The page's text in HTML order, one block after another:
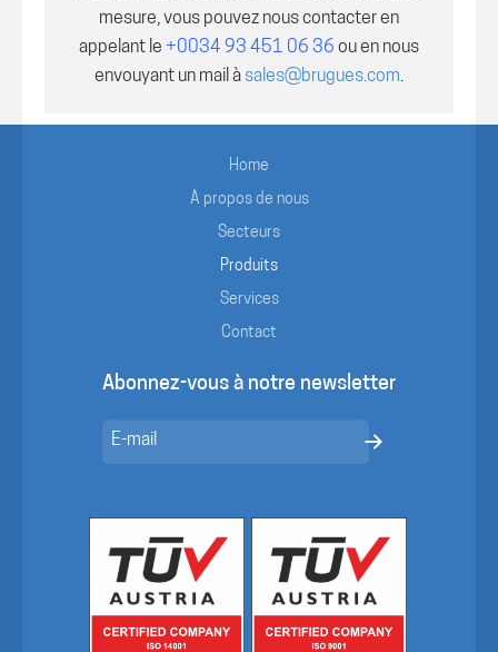
mesure, vous pouvez nous contacter en
appelant le +0034 93 451 06 36 ou en nous
envouyant un mail à sales@brugues.com.
Home
À propos de nous
Secteurs
Produits
Services
Contact
Abonnez-vous à notre newsletter